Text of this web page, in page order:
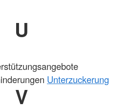
U
Unterzuckerung
V